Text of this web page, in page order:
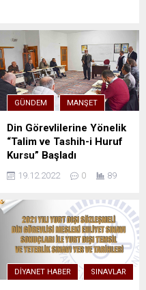
GÜNDEM MANŞET
Din Görevlilerine Yönelik
“Talim ve Tashih-i Huruf
Kursu” Başladı
19.12.2022 0 89
DIYANET HABER SINAVLAR